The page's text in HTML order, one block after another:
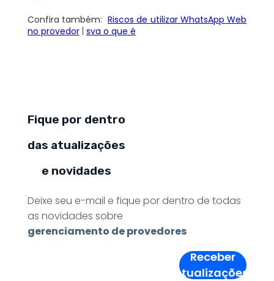
Confira também: Riscos de utilizar WhatsApp Web
no provedor| sva o que é
Fique por dentro
das atualizações
e novidades
Deixe seu e-mail e fique por dentro de todas
as novidades sobre
gerenciamento de provedores
Receber
Atualizações!